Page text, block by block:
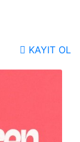
KAYIT OL